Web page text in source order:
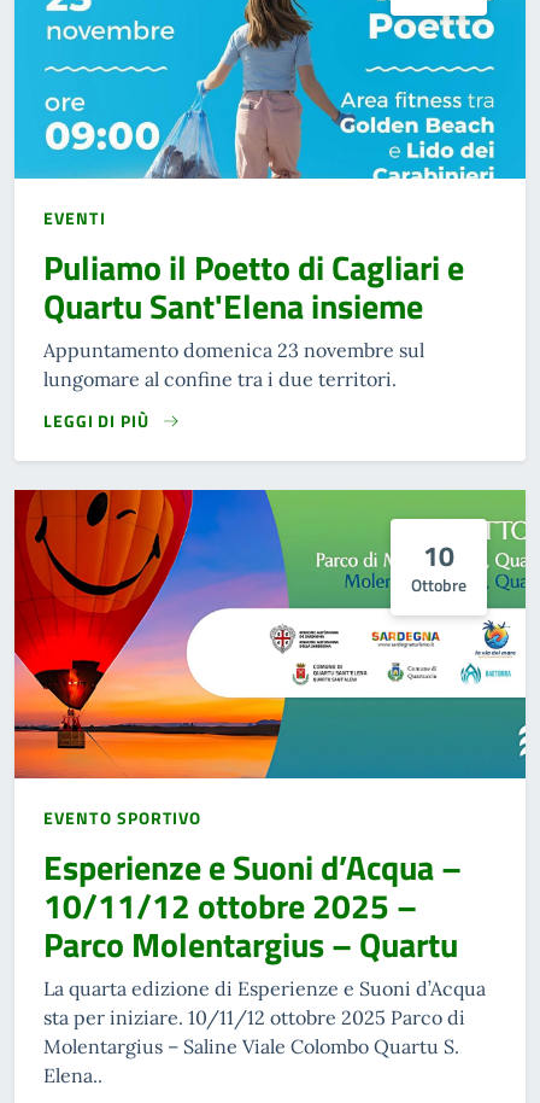
EVENTI
Puliamo il Poetto di Cagliari e
Quartu Sant'Elena insieme
Appuntamento domenica 23 novembre sul
lungomare al confine tra i due territori.
LEGGI DI PIÙ
10
Ottobre
EVENTO SPORTIVO
Esperienze e Suoni d’Acqua –
10/11/12 ottobre 2025 –
Parco Molentargius – Quartu
La quarta edizione di Esperienze e Suoni d’Acqua
sta per iniziare. 10/11/12 ottobre 2025 Parco di
Molentargius – Saline Viale Colombo Quartu S.
Elena..